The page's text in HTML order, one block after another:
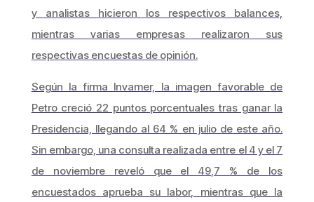
y analistas hicieron los respectivos balances,
mientras varias empresas realizaron sus
respectivas encuestas de opinión.
Según la firma Invamer, la imagen favorable de
Petro creció 22 puntos porcentuales tras ganar la
Presidencia, llegando al 64 % en julio de este año.
Sin embargo, una consulta realizada entre el 4 y el 7
de noviembre reveló que el 49,7 % de los
encuestados aprueba su labor, mientras que la